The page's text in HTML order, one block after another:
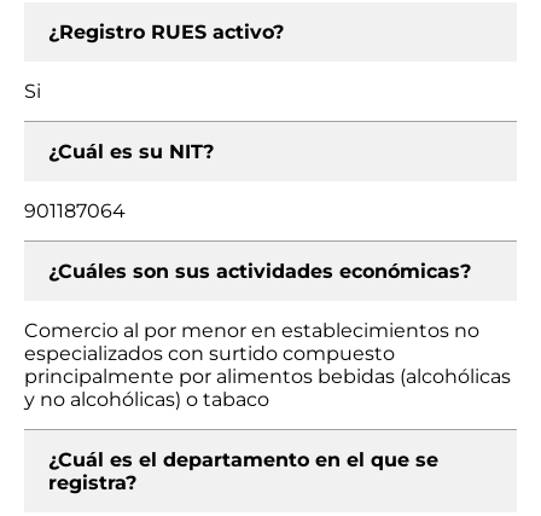
¿Registro RUES activo?
Si
¿Cuál es su NIT?
901187064
¿Cuáles son sus actividades económicas?
Comercio al por menor en establecimientos no
especializados con surtido compuesto
principalmente por alimentos bebidas (alcohólicas
y no alcohólicas) o tabaco
¿Cuál es el departamento en el que se
registra?